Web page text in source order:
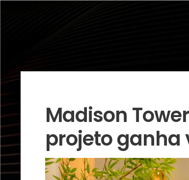
Madison
projeto ganha